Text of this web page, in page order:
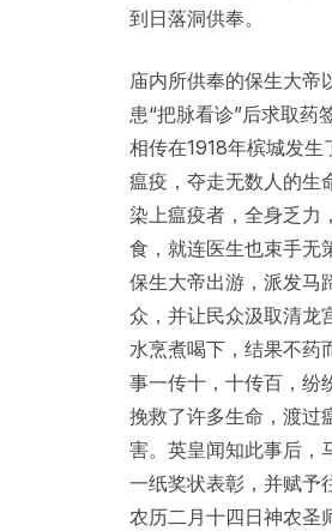
到日落洞供奉。
庙内所供奉的保生大帝
患“把脉看诊”后求取药
相传在1918年槟城发生
瘟疫，夺走无数人的生
染上瘟疫者，全身乏力
食，就连医生也束手无
保生大帝出游，派发马
众，并让民众汲取清龙
水烹煮喝下，结果不药
事一传十，十传百，纷
挽救了许多生命，渡过
害。英皇闻知此事后，
一纸奖状表彰，并赋予
农历二月十四日神农圣